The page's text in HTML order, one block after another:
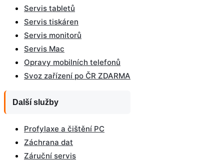
Servis tabletů
Servis tiskáren
Servis monitorů
Servis Mac
Opravy mobilních telefonů
Svoz zařízení po ČR ZDARMA
Další služby
Profylaxe a čištění PC
Záchrana dat
Záruční servis